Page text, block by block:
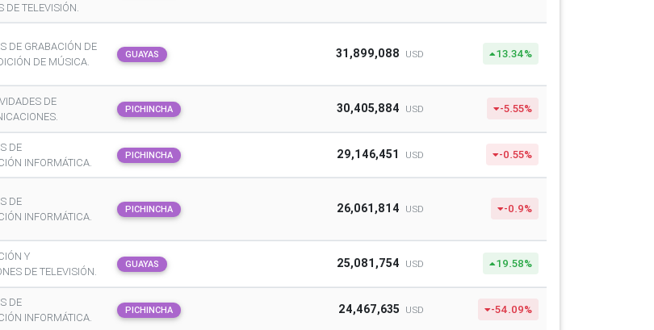
DE TELEVISIÓN.
DE GRABACIÓN DE
DE MÚSICA.
GUAYAS 31,899,088 USD 13.34%
DE
PICHINCHA 30,405,884 USD -5.55%
DE
INFORMÁTICA.
PICHINCHA 29,146,451 USD -0.55%
DE
INFORMÁTICA.
PICHINCHA 26,061,814 USD -0.9%
Y
DE TELEVISIÓN.
GUAYAS 25,081,754 USD 19.58%
DE
INFORMÁTICA.
PICHINCHA 24,467,635 USD -54.09%